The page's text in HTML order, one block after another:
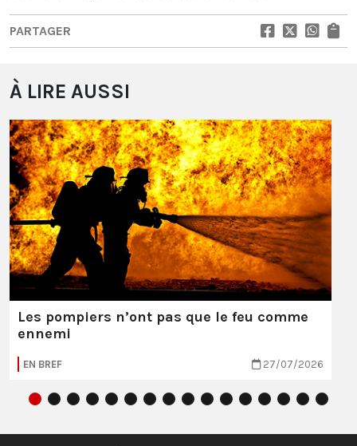
PARTAGER
À LIRE AUSSI
Les pompiers n’ont pas que le feu comme
ennemi
EN BREF 27/07/2026